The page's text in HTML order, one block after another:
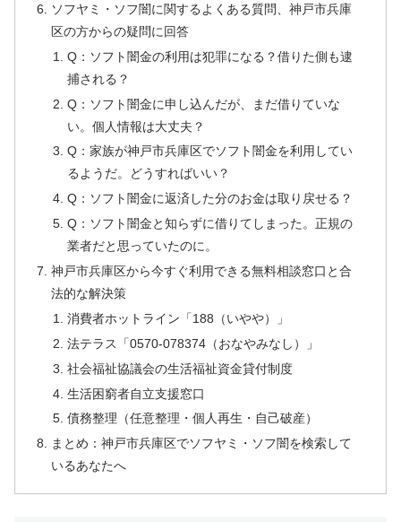
ソフヤミ・ソフ闇に関するよくある質問、神戸市兵庫
区の方からの疑問に回答
Q：ソフト闇金の利用は犯罪になる？借りた側も逮
捕される？
Q：ソフト闇金に申し込んだが、まだ借りていな
い。個人情報は大丈夫？
Q：家族が神戸市兵庫区でソフト闇金を利用してい
るようだ。どうすればいい？
Q：ソフト闇金に返済した分のお金は取り戻せる？
Q：ソフト闇金と知らずに借りてしまった。正規の
業者だと思っていたのに。
神戸市兵庫区から今すぐ利用できる無料相談窓口と合
法的な解決策
消費者ホットライン「188（いやや）」
法テラス「0570-078374（おなやみなし）」
社会福祉協議会の生活福祉資金貸付制度
生活困窮者自立支援窓口
債務整理（任意整理・個人再生・自己破産）
まとめ：神戸市兵庫区でソフヤミ・ソフ闇を検索して
いるあなたへ